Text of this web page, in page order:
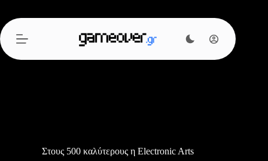
περιεχόμενο
Στους 500 καλύτερους η Electronic Arts